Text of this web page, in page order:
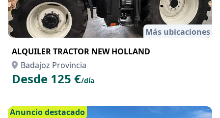
Más ubicaciones
ALQUILER TRACTOR NEW HOLLAND
Badajoz Provincia
Desde 125 €/día
Anuncio destacado